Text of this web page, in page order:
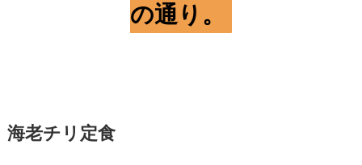
の通り。
海老チリ定食